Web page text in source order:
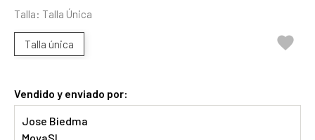
Talla: Talla Única
Talla única 
Vendido y enviado por:
Jose Biedma